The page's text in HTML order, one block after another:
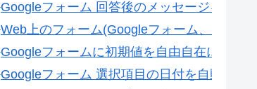
Googleフォーム 回答後のメッセージを変更
Web上のフォーム(Googleフォーム、
Googleフォームに初期値を自由自在に埋め
Googleフォーム 選択項目の日付を自動的に